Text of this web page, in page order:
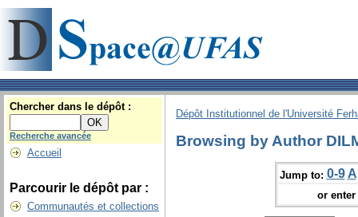
Chercher dans le dépôt :
Recherche avancée
Accueil
Parcourir le dépôt par :
Communautés et collections
Dépôt Institutionnel de l'Université
Browsing by Author
Jump to: 0-9 A
or